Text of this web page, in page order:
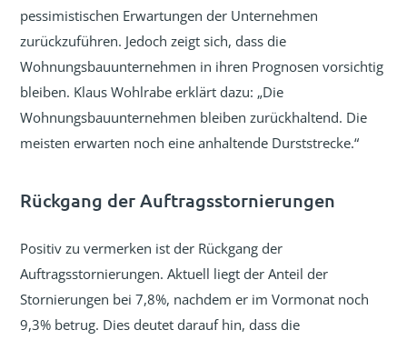
pessimistischen Erwartungen der Unternehmen
zurückzuführen. Jedoch zeigt sich, dass die
Wohnungsbauunternehmen in ihren Prognosen vorsichtig
bleiben. Klaus Wohlrabe erklärt dazu: „Die
Wohnungsbauunternehmen bleiben zurückhaltend. Die
meisten erwarten noch eine anhaltende Durststrecke.“
Rückgang der Auftragsstornierungen
Positiv zu vermerken ist der Rückgang der
Auftragsstornierungen. Aktuell liegt der Anteil der
Stornierungen bei 7,8%, nachdem er im Vormonat noch
9,3% betrug. Dies deutet darauf hin, dass die